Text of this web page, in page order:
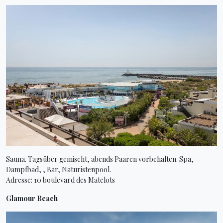
Sauna. Tagsüber gemischt, abends Paaren vorbehalten. Spa,
Dampfbad, , Bar, Naturistenpool.
Adresse: 10 boulevard des Matelots
Glamour Beach